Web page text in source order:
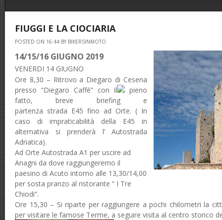
FIUGGI E LA CIOCIARIA
POSTED ON 16:44 BY BIKERSINMOTO
14/15/16 GIUGNO 2019
VENERDI 14 GIUGNO
Ore 8,30 – Ritrovo a Diegaro di Cesena
presso “Diegaro Caffé” con il
pieno
fatto, breve briefing e
partenza strada E45 fino ad Orte. ( In
caso di impraticabilità della E45 in
alternativa si prenderà l’ Autostrada
Adriatica).
Ad Orte Autostrada A1 per uscire ad
Anagni da dove raggiungeremo il
paesino di Acuto intorno alle 13,30/14,00
per sosta pranzo al ristorante “ I Tre
Chiodi”.
Ore 15,30 – Si riparte per raggiungere a pochi chilometri la
per visitare le famose Terme, a seguire visita al centro storico